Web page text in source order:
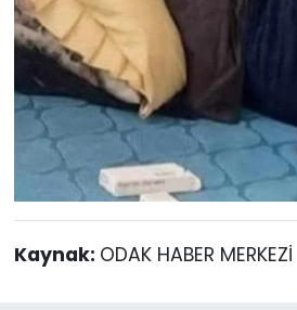
Kaynak: ODAK HABER MERKEZİ